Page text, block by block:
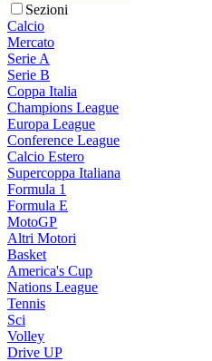
Sezioni
Calcio
Mercato
Serie A
Serie B
Coppa Italia
Champions League
Europa League
Conference League
Calcio Estero
Supercoppa Italiana
Formula 1
Formula E
MotoGP
Altri Motori
Basket
America's Cup
Nations League
Tennis
Sci
Volley
Drive UP